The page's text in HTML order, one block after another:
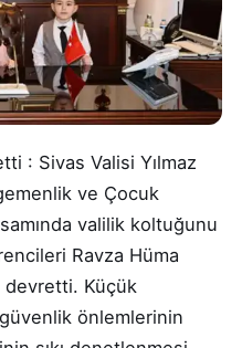
: Sivas Valisi Yılmaz
ve Çocuk
valilik koltuğunu
Ravza Hüma
devretti. Küçük
önlemlerinin